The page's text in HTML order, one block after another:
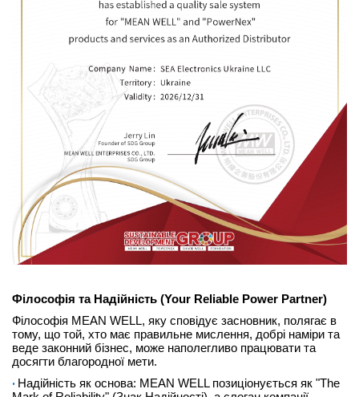
Філософія та Надійність (Your Reliable Power Partner)
Філософія MEAN WELL, яку сповідує засновник, полягає в
тому, що той, хто має правильне мислення, добрі наміри та
веде законний бізнес, може наполегливо працювати та
досягти благородної мети.
Надійність як основа: MEAN WELL позиціонується як "The